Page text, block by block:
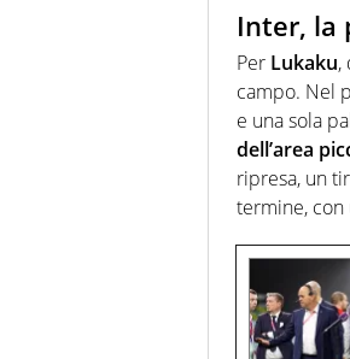
Inter, la
Per Lukaku,
campo. Nel
e una sola
dell’area
ripresa, un
termine, con